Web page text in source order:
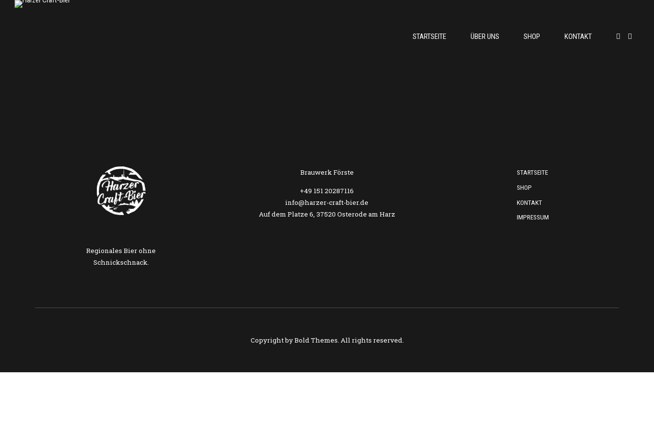
STARTSEITE ÜBER UNS SHOP KONTAKT
Regionales Bier ohne
Schnickschnack.
Brauwerk Förste
+49 151 20287116
info@harzer-craft-bier.de
Auf dem Platze 6, 37520 Osterode am Harz
STARTSEITE
SHOP
KONTAKT
IMPRESSUM
Copyright byBold Themes. All rights reserved.